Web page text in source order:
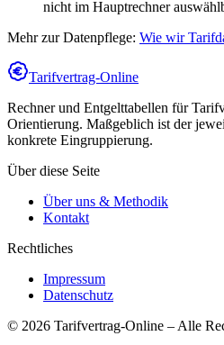
nicht im Hauptrechner
Mehr zur Datenpflege: Wie wir
Tarifvertrag-Online
Rechner und Entgelttabellen für
Orientierung. Maßgeblich ist der
konkrete Eingruppierung.
Über diese Seite
Über uns & Methodik
Kontakt
Rechtliches
Impressum
Datenschutz
© 2026 Tarifvertrag-Online – Alle